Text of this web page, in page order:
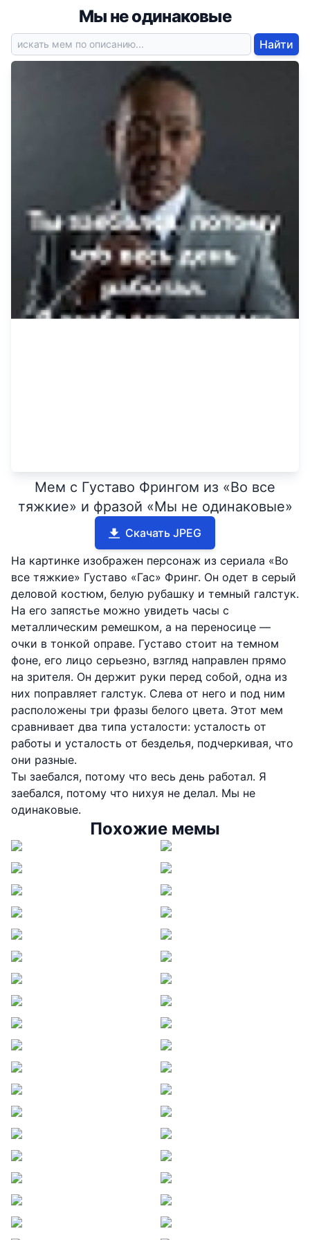
Мы не одинаковые
Найти
Мем с Густаво Фрингом из «Во все
тяжкие» и фразой «Мы не одинаковые»
Скачать JPEG
На картинке изображен персонаж из сериала «Во
все тяжкие» Густаво «Гас» Фринг. Он одет в серый
деловой костюм, белую рубашку и темный галстук.
На его запястье можно увидеть часы с
металлическим ремешком, а на переносице —
очки в тонкой оправе. Густаво стоит на темном
фоне, его лицо серьезно, взгляд направлен прямо
на зрителя. Он держит руки перед собой, одна из
них поправляет галстук. Слева от него и под ним
расположены три фразы белого цвета. Этот мем
сравнивает два типа усталости: усталость от
работы и усталость от безделья, подчеркивая, что
они разные.
Ты заебался, потому что весь день работал. Я
заебался, потому что нихуя не делал. Мы не
одинаковые.
Похожие мемы